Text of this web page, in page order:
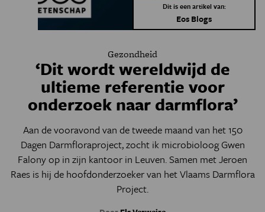
Dit is een artikel van:
Eos Blogs
Gezondheid
‘Dit wordt wereldwijd de
ultieme referentie voor
onderzoek naar darmflora’
Aan de vooravond van de tweede maand van het 150
Dagen Darmfloraproject, zocht ik microbioloog Gwen
Falony op in zijn kantoor in Leuven. Samen met Jeroen
Raes is hij de hoofdonderzoeker van het Vlaams Darmflora
Project.